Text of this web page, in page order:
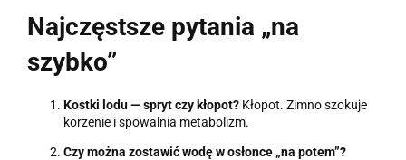
Najczęstsze pytania „na
szybko”
Kostki lodu — spryt czy kłopot? Kłopot. Zimno szokuje
korzenie i spowalnia metabolizm.
Czy można zostawić wodę w osłonce „na potem”?